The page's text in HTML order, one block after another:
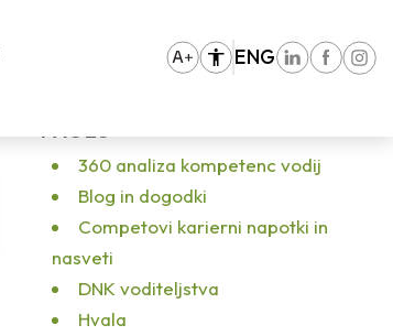
ENG
PAGES
360 analiza kompetenc vodij
Blog in dogodki
Competovi karierni napotki in
nasveti
DNK voditeljstva
Hvala